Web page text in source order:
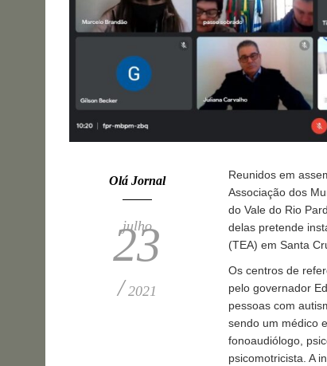
Olá Jornal
julho
23
/ 2021
Reunidos em
Associação dos
do Vale do Rio
delas pretende
(TEA) em Santa
Os centros de
pelo governador
pessoas com
sendo um médico
fonoaudiólogo,
psicomotricista. A